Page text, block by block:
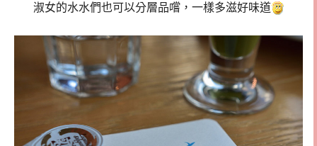
淑女的水水們也可以分層品嚐，一樣多滋好味道